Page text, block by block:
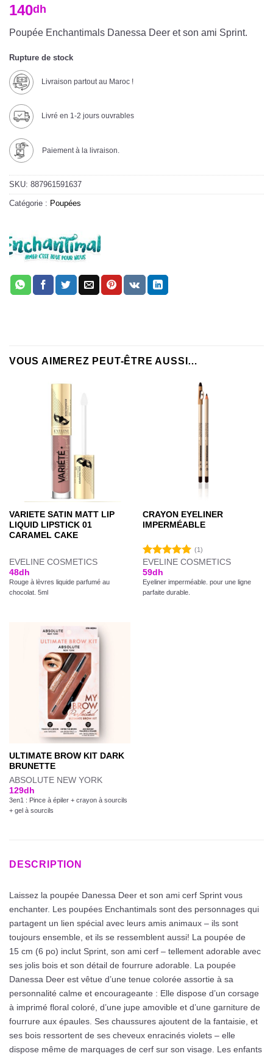
140dh
Poupée Enchantimals Danessa Deer et son ami Sprint.
Rupture de stock
Livraison partout au Maroc !
Livré en 1-2 jours ouvrables
Paiement à la livraison.
SKU: 887961591637
Catégorie : Poupées
VOUS AIMEREZ PEUT-ÊTRE AUSSI…
VARIETE SATIN MATT LIP
LIQUID LIPSTICK 01
CARAMEL CAKE
EVELINE COSMETICS
48dh
Rouge à lèvres liquide parfumé au
chocolat. 5ml
CRAYON EYELINER
IMPERMÉABLE
Note5.00
sur 5
(1)
EVELINE COSMETICS
59dh
Eyeliner imperméable. pour une ligne
parfaite durable.
ULTIMATE BROW KIT DARK
BRUNETTE
ABSOLUTE NEW YORK
129dh
3en1 : Pince à épiler + crayon à sourcils
+ gel à sourcils
DESCRIPTION
Laissez la poupée Danessa Deer et son ami cerf Sprint vous
enchanter. Les poupées Enchantimals sont des personnages qui
partagent un lien spécial avec leurs amis animaux – ils sont
toujours ensemble, et ils se ressemblent aussi! La poupée de
15 cm (6 po) inclut Sprint, son ami cerf – tellement adorable avec
ses jolis bois et son détail de fourrure adorable. La poupée
Danessa Deer est vêtue d’une tenue colorée assortie à sa
personnalité calme et encourageante : Elle dispose d’un corsage
à imprimé floral coloré, d’une jupe amovible et d’une garniture de
fourrure aux épaules. Ses chaussures ajoutent de la fantaisie, et
ses bois ressortent de ses cheveux enracinés violets – elle
dispose même de marquages de cerf sur son visage. Les enfants